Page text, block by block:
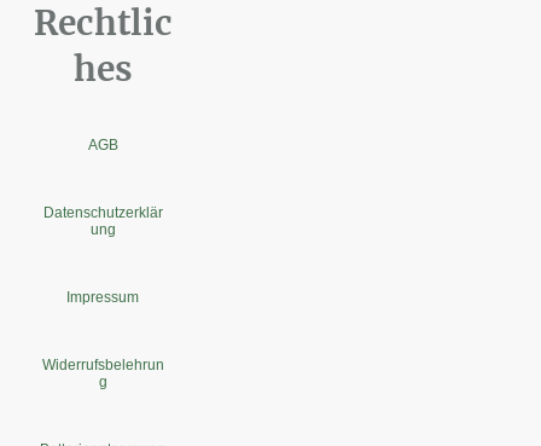
Rechtlic
hes
AGB
Datenschutzerklär
ung
Impressum
Widerrufsbelehrun
g